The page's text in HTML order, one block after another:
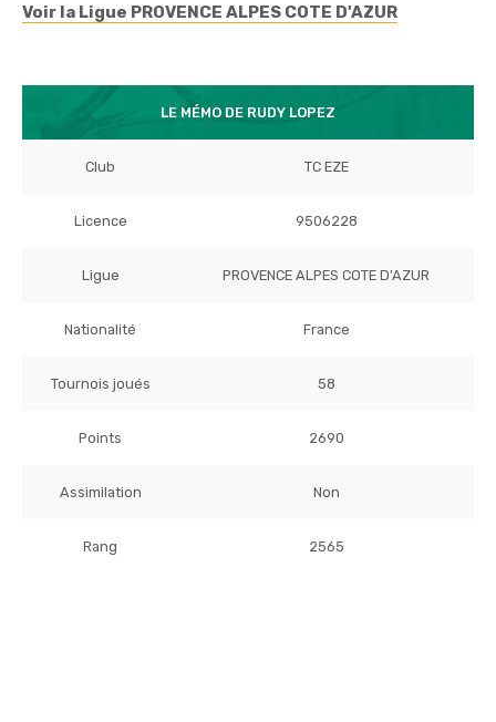
Voir la Ligue PROVENCE ALPES COTE D'AZUR
LE MÉMO DE RUDY LOPEZ
Club TC EZE
Licence 9506228
Ligue PROVENCE ALPES COTE D'AZUR
Nationalité France
Tournois joués 58
Points 2690
Assimilation Non
Rang 2565